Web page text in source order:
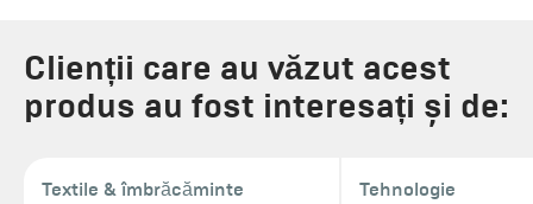
Clienții care au văzut acest
produs au fost interesați și de:
Textile & îmbrăcăminte
Tehnologie